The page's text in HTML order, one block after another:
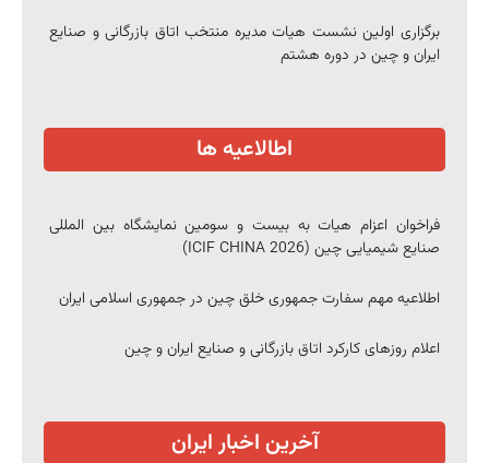
برگزاری اولین نشست هیات مدیره منتخب اتاق بازرگانی و صنایع
ایران و چین در دوره هشتم
اطالاعیه ها
فراخوان اعزام هیات به بیست و سومین نمایشگاه بین المللی
صنایع شیمیایی چین (ICIF CHINA 2026)
اطلاعیه مهم سفارت جمهوری خلق چین در جمهوری اسلامی ایران
اعلام روزهای کارکرد اتاق بازرگانی و صنایع ایران و چین
آخرین اخبار ایران